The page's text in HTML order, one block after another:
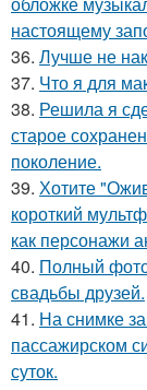
настоящему
36. Лучше не
37. Что я для
38. Решила я
старое
поколение.
39. Хотите
короткий
как персонажи
40. Полный
свадьбы друзей.
41. На снимке
пассажирском
суток.